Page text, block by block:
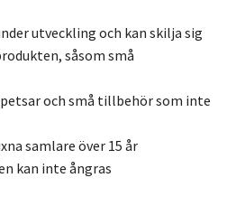
utveckling och kan skilja sig
såsom små
och små tillbehör som inte
samlare över 15 år
kan inte ångras